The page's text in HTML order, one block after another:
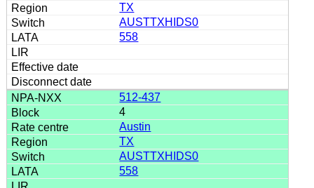
TX
AUSTTXHIDS0
558
512-437
4
Austin
TX
AUSTTXHIDS0
558